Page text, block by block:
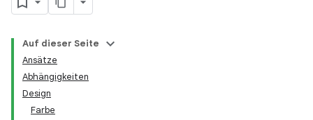
Auf dieser Seite
Ansätze
Abhängigkeiten
Design
Farbe